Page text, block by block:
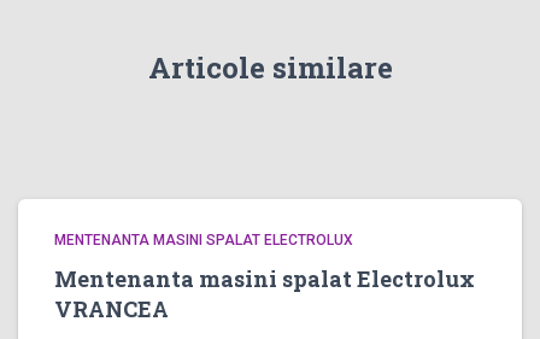
Articole similare
MENTENANTA MASINI SPALAT ELECTROLUX
Mentenanta masini spalat Electrolux
VRANCEA